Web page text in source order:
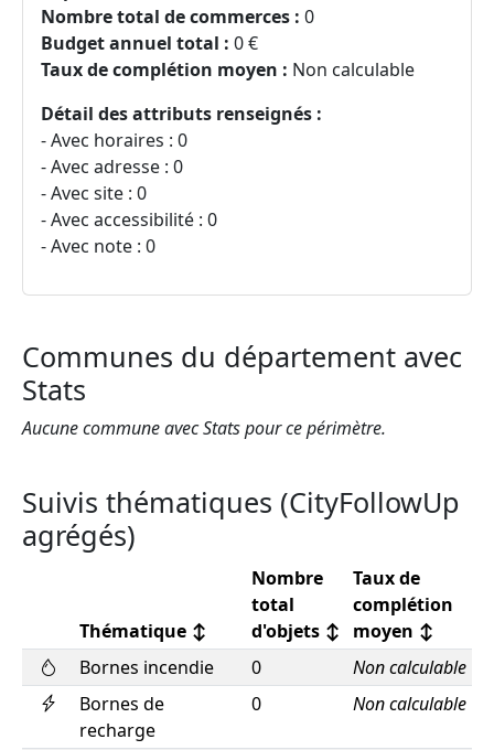
Nombre total de commerces : 0
Budget annuel total : 0 €
Taux de complétion moyen : Non calculable
Détail des attributs renseignés :
- Avec horaires : 0
- Avec adresse : 0
- Avec site : 0
- Avec accessibilité : 0
- Avec note : 0
Communes du département avec
Stats
Aucune commune avec Stats pour ce périmètre.
Suivis thématiques (CityFollowUp
agrégés)
Thématique ↕
Nombre
total
d'objets ↕
Taux de
complétion
moyen ↕
Bornes incendie
0
Non calculable
Bornes de
recharge
0 Non calculable